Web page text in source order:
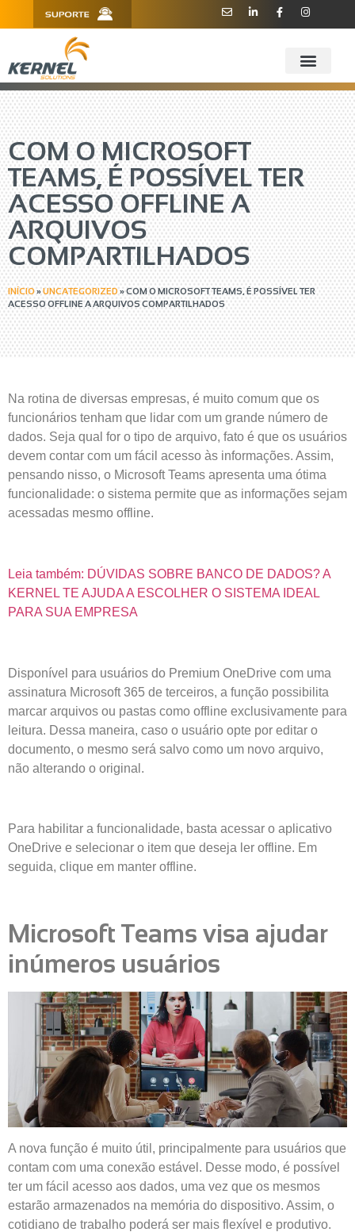
910 - CEP 13208-760 - Jundiaí/SP
COM O MICROSOFT
TEAMS, É POSSÍVEL TER
ACESSO OFFLINE A
ARQUIVOS
COMPARTILHADOS
INÍCIO»UNCATEGORIZED»COM O MICROSOFT TEAMS, É POSSÍVEL TER
ACESSO OFFLINE A ARQUIVOS COMPARTILHADOS
Na rotina de diversas empresas, é muito comum que os
funcionários tenham que lidar com um grande número de
dados. Seja qual for o tipo de arquivo, fato é que os usuários
devem contar com um fácil acesso às informações. Assim,
pensando nisso, o Microsoft Teams apresenta uma ótima
funcionalidade: o sistema permite que as informações sejam
acessadas mesmo offline.
Leia também: DÚVIDAS SOBRE BANCO DE DADOS? A
KERNEL TE AJUDA A ESCOLHER O SISTEMA IDEAL
PARA SUA EMPRESA
Disponível para usuários do Premium OneDrive com uma
assinatura Microsoft 365 de terceiros, a função possibilita
marcar arquivos ou pastas como offline exclusivamente para
leitura. Dessa maneira, caso o usuário opte por editar o
documento, o mesmo será salvo como um novo arquivo,
não alterando o original.
Para habilitar a funcionalidade, basta acessar o aplicativo
OneDrive e selecionar o item que deseja ler offline. Em
seguida, clique em manter offline.
Microsoft Teams visa ajudar
inúmeros usuários
A nova função é muito útil, principalmente para usuários que
contam com uma conexão estável. Desse modo, é possível
ter um fácil acesso aos dados, uma vez que os mesmos
estarão armazenados na memória do dispositivo. Assim, o
cotidiano de trabalho poderá ser mais flexível e produtivo.